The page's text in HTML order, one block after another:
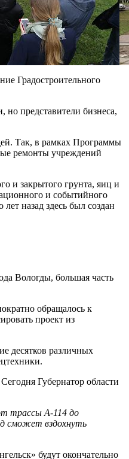
Градостроительного
представители бизнеса,
Так, в рамках Программы
ремонты учреждений
и закрытого грунта, яиц и
и событийного
назад здесь был создан
Вологды, большая часть
обращалось к
проект из
десятков различных
Губернатор области
трассы А-114 до
сможет вздохнуть
будут окончательно